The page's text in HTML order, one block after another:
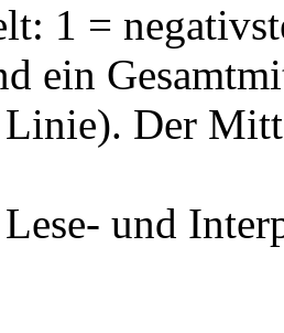
1 =
ein
Der
Lese- und